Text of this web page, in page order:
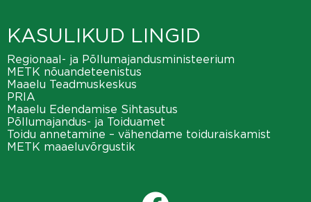
KASULIKUD LINGID
Regionaal- ja Põllumajandusministeerium
METK nõuandeteenistus
Maaelu Teadmuskeskus
PRIA
Maaelu Edendamise Sihtasutus
Põllumajandus- ja Toiduamet
Toidu annetamine – vähendame toiduraiskamist
METK maaeluvõrgustik